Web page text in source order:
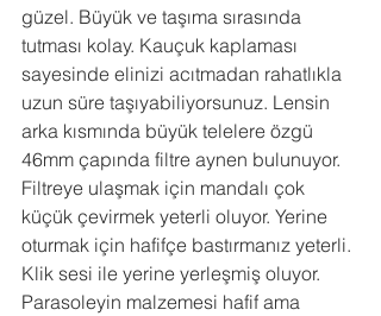
güzel. Büyük ve taşıma sırasında
tutması kolay. Kauçuk kaplaması
sayesinde elinizi acıtmadan rahatlıkla
uzun süre taşıyabiliyorsunuz. Lensin
arka kısmında büyük telelere özgü
46mm çapında filtre aynen bulunuyor.
Filtreye ulaşmak için mandalı çok
küçük çevirmek yeterli oluyor. Yerine
oturmak için hafifçe bastırmanız yeterli.
Klik sesi ile yerine yerleşmiş oluyor.
Parasoleyin malzemesi hafif ama